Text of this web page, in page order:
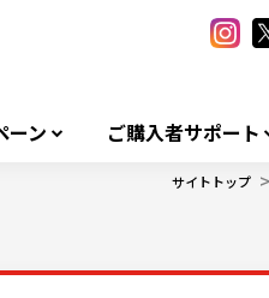
ーン ご購入者サポート
サイトトップ >